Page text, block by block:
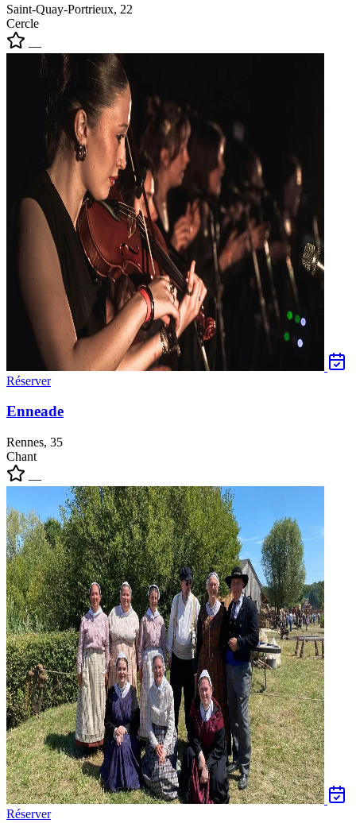
Saint-Quay-Portrieux, 22
Cercle
—
Réserver
Enneade
Rennes, 35
Chant
—
Réserver